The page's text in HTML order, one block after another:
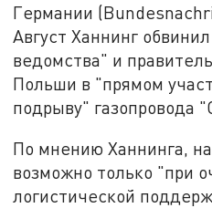
Германии
Август Ханнинг
ведомства" и
Польши в "прямом
подрыву" газопровода
По мнению Ханнинга,
возможно только "при
логистической